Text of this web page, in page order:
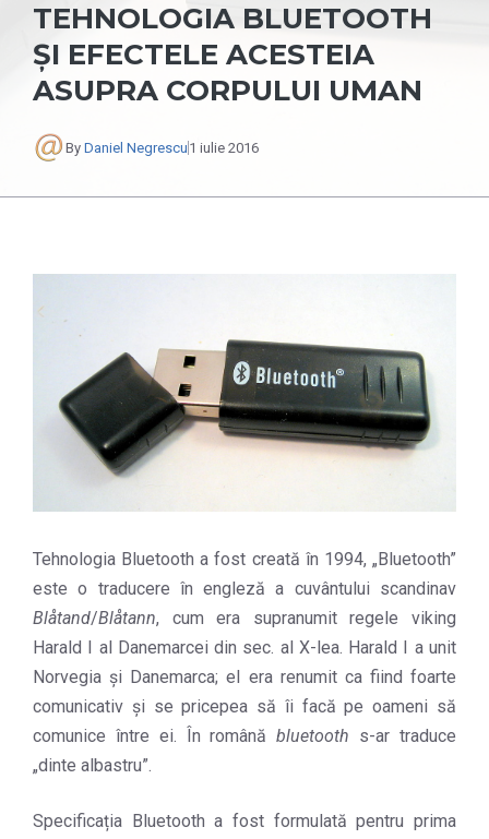
TEHNOLOGIA BLUETOOTH
ȘI EFECTELE ACESTEIA
ASUPRA CORPULUI UMAN
By Daniel Negrescu 1 iulie 2016
Tehnologia Bluetooth a fost creată în 1994, „Bluetooth”
este o traducere în engleză a cuvântului scandinav
Blåtand/Blåtann, cum era supranumit regele viking
Harald I al Danemarcei din sec. al X-lea. Harald I a unit
Norvegia și Danemarca; el era renumit ca fiind foarte
comunicativ și se pricepea să îi facă pe oameni să
comunice între ei. În românăbluetooth s-ar traduce
„dinte albastru”.
Specificația Bluetooth a fost formulată pentru prima